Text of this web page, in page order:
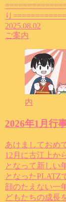
り
2025.08.02
ご案内
内
2026年1月行
あけましておめ
12月に古江上か
となって新しい
となったPLATZ
顔のたえない一
どもたちの成長